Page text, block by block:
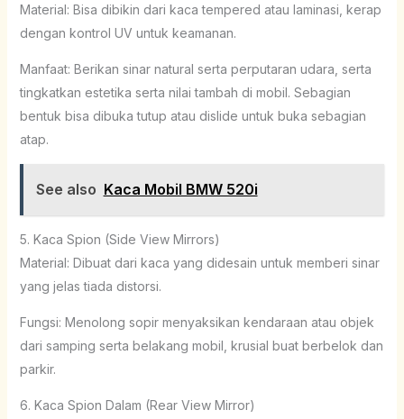
Material: Bisa dibikin dari kaca tempered atau laminasi, kerap
dengan kontrol UV untuk keamanan.
Manfaat: Berikan sinar natural serta perputaran udara, serta
tingkatkan estetika serta nilai tambah di mobil. Sebagian
bentuk bisa dibuka tutup atau dislide untuk buka sebagian
atap.
See also Kaca Mobil BMW 520i
5. Kaca Spion (Side View Mirrors)
Material: Dibuat dari kaca yang didesain untuk memberi sinar
yang jelas tiada distorsi.
Fungsi: Menolong sopir menyaksikan kendaraan atau objek
dari samping serta belakang mobil, krusial buat berbelok dan
parkir.
6. Kaca Spion Dalam (Rear View Mirror)